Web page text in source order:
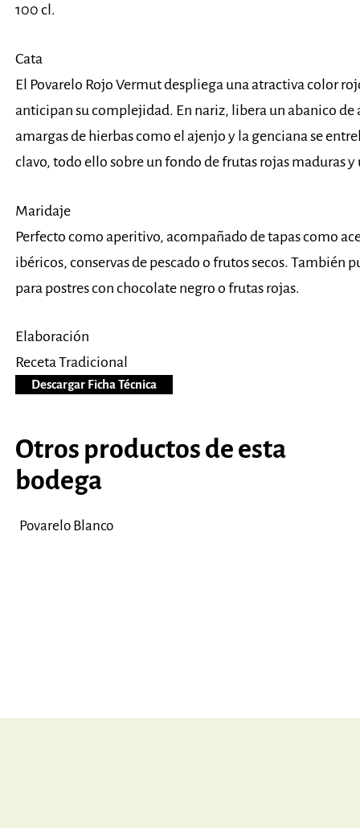
Otros productos de esta
bodega
Povarelo Blanco
100 cl.
Elaboración
Receta Tradicional
Cata
El Povarelo Rojo Vermut despliega una atractiva color
anticipan su complejidad. En nariz, libera un abanico
amargas de hierbas como el ajenjo y la genciana se
clavo, todo ello sobre un fondo de frutas rojas maduras
Maridaje
Perfecto como aperitivo, acompañado de tapas como
ibéricos, conservas de pescado o frutos secos. También
para postres con chocolate negro o frutas rojas.
Descargar Ficha Técnica